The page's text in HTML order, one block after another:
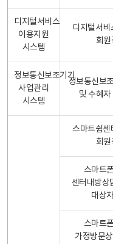
디지털서비스
이용지원
시스템
디지털서비
회
정보통신보조기기
사업관리
시스템
정보통신보
및 수혜자
스마트쉼센
회
스마트
센터내방상
대상
스마트
가정방문